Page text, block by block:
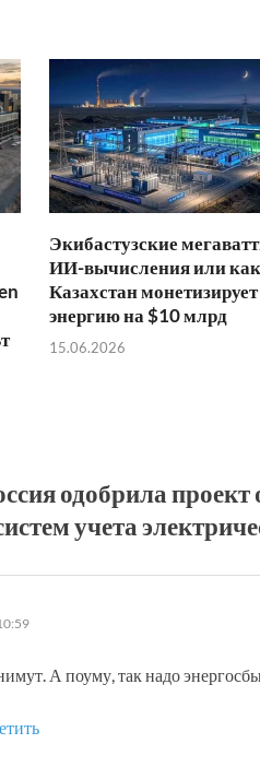
Экибастузские
ИИ-вычисления или как
Казахстан монетизирует
энергию на $10 млрд
15.06.2026
одобрила проект
учета
А поуму, так надо